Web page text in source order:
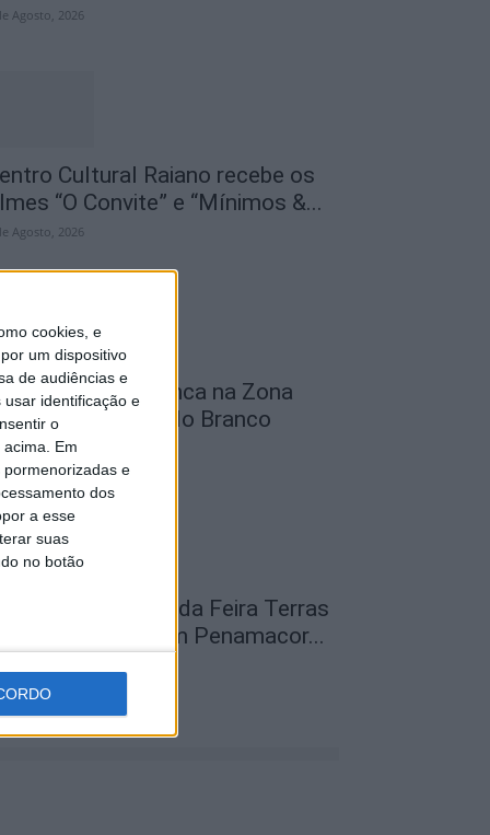
cookies, e
um dispositivo
de audiências e
identificação e
o
Em
e
dos
a esse
suas
no botão
Agosto, 2026
Cultural Raiano recebe os
“O Convite” e “Mínimos &...
Agosto, 2026
na Rua D arranca na Zona
de Castelo Branco
Agosto, 2026
de cartaz da Feira Terras
Lince do levaram Penamacor...